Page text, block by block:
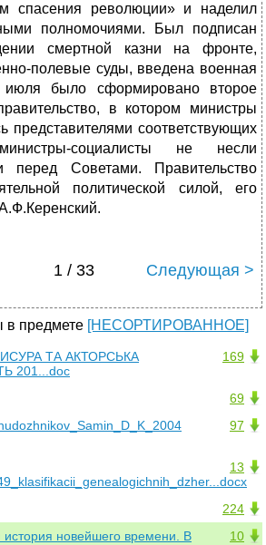
спасения революции» и наделил
полномо­чиями. Был подписан
смертной казни на фронте,
полевые суды, введена военная
было сформировано второе
в котором министры
пред­ставителями соответствующих
социа­листы не несли
перед Советами. Правитель­ство
политической силой, его
1 / 33 Следующая >
предмете [НЕСОРТИРОВАННОЕ]
169
ТА АКТОРСЬКА
201...doc
69
97
13
224
10
новейшего времени. В